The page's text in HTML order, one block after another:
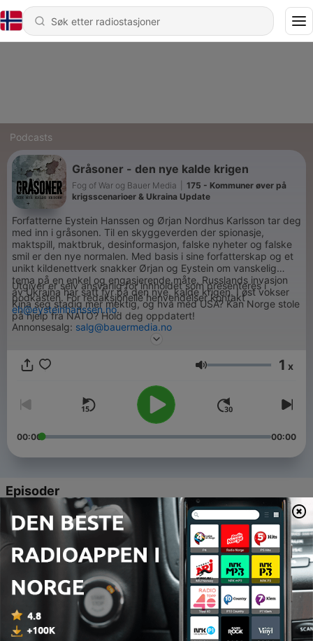
Podcasts
Gråsoner - den nye kalde krigen
Fog of War og Bauer Media
175 - Kommuner øver på
krigsscenarioer & Ukraina Update
Forfatterne Eystein Hanssen og Ørjan Nordhus Karlsson tar deg
med inn i gråsonen. Til en skyggeverden der spionasje,
maktspill, maktbruk, desinformasjon, falske nyheter og falske
smil er den nye normalen. Med basis i sine forfatterskap og et
unikt kildenettverk snakker Ørjan og Eystein om vanskelig
tema på en enkel og engasjerende måte. Russlands invasjon
av Ukraina har satt fyr på den nye, kalde krigen. I øst vokser
Kina seg stadig mer mektig, og hva med USA? Kan Norge stole
på hjelp fra NATO? Hold deg oppdatert!
Utgiver er selv ansvarlig for innholdet som presenteres i
podkasten. For redaksjonelle henvendelser kontakt
eh@eysteinhanssen.no.
Annonsesalg: salg@bauermedia.no
Volum 1 x
00:00 00:00
Episoder
175 -
Kommuner øver på krigsscenarioer & Ukraina
07 aug. 2026
174 - Gråsoners Sikkerhetspolitiske Sommer-Quiz
08 juli 2026
173 - Putin er under sterkt press